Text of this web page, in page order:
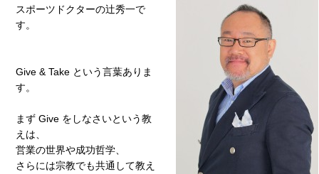
スポーツドクターの辻秀一で
す。
Give & Take という言葉ありま
す。
まず Give をしなさいという教
えは、
営業の世界や成功哲学、
さらには宗教でも共通して教え